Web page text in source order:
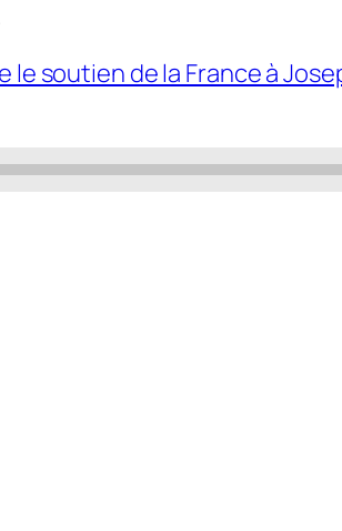
le soutien de la France à